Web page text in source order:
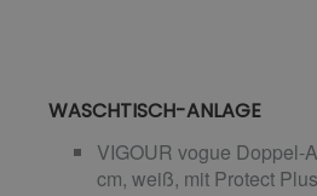
WASCHTISCH-ANLAGE
VIGOUR vogue Doppel-
cm, weiß, mit Protect